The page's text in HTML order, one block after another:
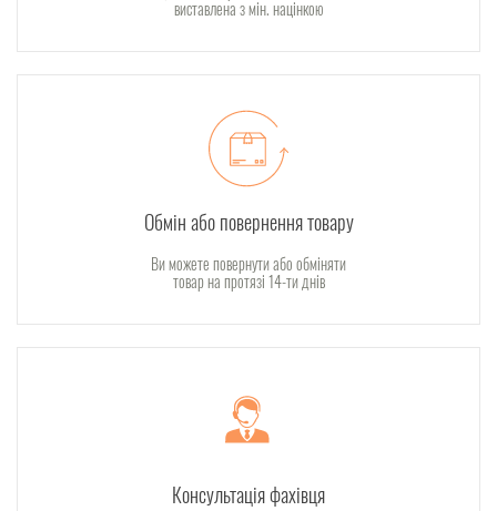
виставлена з мін. націнкою
Обмін або повернення товару
Ви можете повернути або обміняти
товар на протязі 14-ти днів
Консультація фахівця